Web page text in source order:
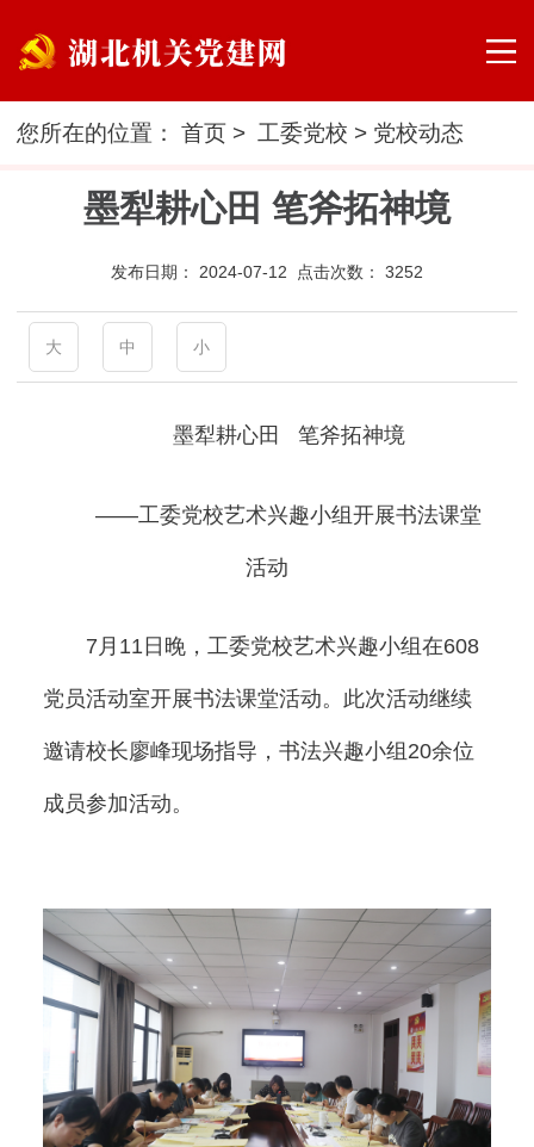
您所在的位置：首页 > 工委党校 > 党校动态
墨犁耕心田 笔斧拓神境
发布日期： 2024-07-12 点击次数： 3252
大 中 小
墨犁耕心田 笔斧拓神境
——工委党校艺术兴趣小组开展书法课堂
活动
7月11日晚，工委党校艺术兴趣小组在608
党员活动室开展书法课堂活动。此次活动继续
邀请校长廖峰现场指导，书法兴趣小组20余位
成员参加活动。